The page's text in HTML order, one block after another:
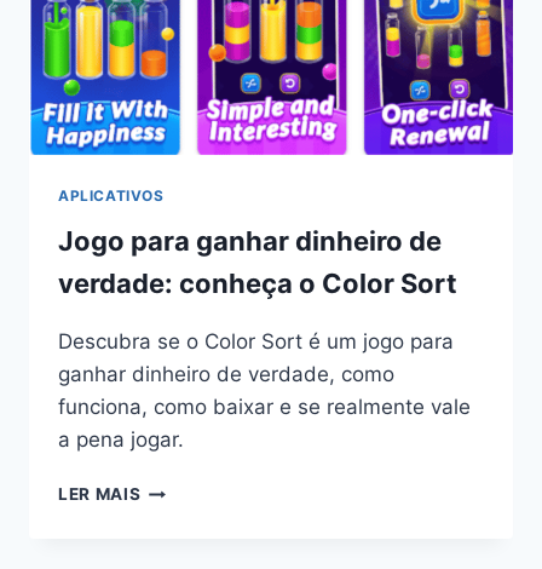
&
EARN
APLICATIVOS
Jogo para ganhar dinheiro de
verdade: conheça o Color Sort
Descubra se o Color Sort é um jogo para
ganhar dinheiro de verdade, como
funciona, como baixar e se realmente vale
a pena jogar.
LER MAIS JOGO